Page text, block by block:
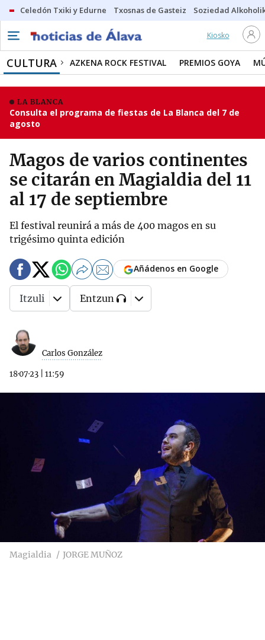
Celedón Txiki y Edurne Txosnas de Gasteiz Soziedad
Kiosko
CULTURA AZKENA ROCK FESTIVAL PREMIOS GOYA
LA BLANCA
Consulta el programa de fiestas de La Blanca del 7 de
agosto
Magos de varios continentes
se citarán en Magialdia del 11
al 17 de septiembre
El festival reunirá a más de 400 magos en su
trigésimo quinta edición
Carlos González
18·07·23 11:59
Añádenos en Google
Itzuli Entzun
Magialdia JORGE MUÑOZ